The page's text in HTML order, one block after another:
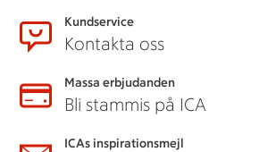
Kundservice
Kontakta oss
Massa erbjudanden
Bli stammis på ICA
ICAs inspirationsmejl